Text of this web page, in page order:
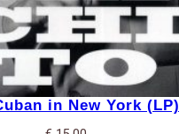
in New York (LP)